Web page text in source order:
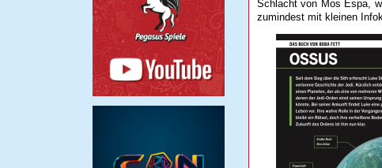
Schlacht von Mos Espa,
zumindest mit kleinen